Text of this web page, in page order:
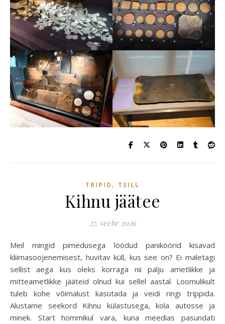
TRIPID , TSILL
Kihnu jäätee
27. veebr 2026
Meil mingid pimedusega löödud paniköörid kisavad
kliimasoojenemisest, huvitav küll, kus see on? Ei mäletagi
sellist aega kus oleks korraga nii palju ametlikke ja
mitteametlikke jääteid olnud kui sellel aastal. Loomulikult
tuleb kohe võimalust kasutada ja veidi ringi trippida.
Alustame seekord Kihnu külastusega, kola autosse ja
minek. Start hommikul vara, kuna meedias pasundati